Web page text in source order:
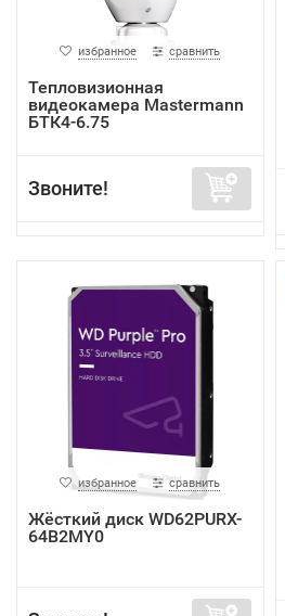
избранное сравнить
Тепловизионная
видеокамера Mastermann
БТК4-6.75
Звоните!
избранное сравнить
Жёсткий диск WD62PURX-
64B2MY0